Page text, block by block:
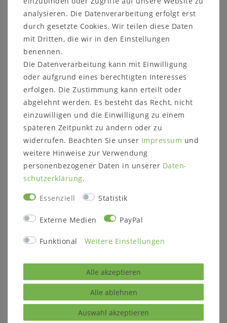
Maße ca.:
Breite: 45,7 cm
Höhe: 177,0 cm
Holzstärke: 19 mm
Paneel: wahlweise
Wildeiche natur geölt (Fotos)
Massivholz ist ein organisches Material, das
sich an die jeweiligen Umgebungsbedingungen
anpasst. Im Laufe der Zeit können
entstehen, verstärkt durch
Sonneneinstrahlung, starke Lichtquellen, als
auch Temperatur und Luftfeuchtigkeit der
Haken:
4 Haken zum Aufklappen
1 Schuhrost
Stangen:
analysieren. Die Datenverarbeitung erfolgt erst
durch gesetzte Cookies. Wir teilen diese Daten
mit Dritten, die wir in den Einstellungen
benennen.
Die Datenverarbeitung kann mit Einwilligung
oder aufgrund eines berechtigten Interesses
erfolgen. Die Zustimmung kann erteilt oder
abgelehnt werden. Es besteht das Recht, nicht
einzuwilligen und die Einwilligung zu einem
späteren Zeitpunkt zu ändern oder zu
widerrufen. Beachten Sie unser Impressum und
weitere Hinweise zur Verwendung
personenbezogener Daten in unserer Daten­
schutz­erklärung.
Essenziell Statistik
Externe Medien PayPal
Funktional Weitere Einstellungen
Alle akzeptieren
Alle ablehnen
Auswahl akzeptieren